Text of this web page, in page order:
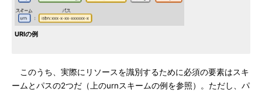
URIの例
このうち、実際にリソースを識別するために必須の要素はスキ
ームとパスの2つだ（上のurnスキームの例を参照）。ただし、パ